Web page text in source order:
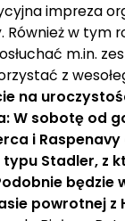
impreza
Również w
m.in.
z
na
W sobotę od
i
Stadler, z
powrotnej z